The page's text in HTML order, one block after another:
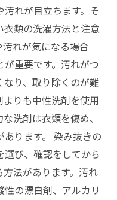
れが目立ちます。そ
衣類の洗濯方法と注意
れが気になる場合
重要です。汚れがつ
り、取り除くのが難
りも中性洗剤を使用
洗剤は衣類を傷め、
ります。 染み抜きの
び、確認をしてから
法があります。汚れ
の漂白剤、アルカリ